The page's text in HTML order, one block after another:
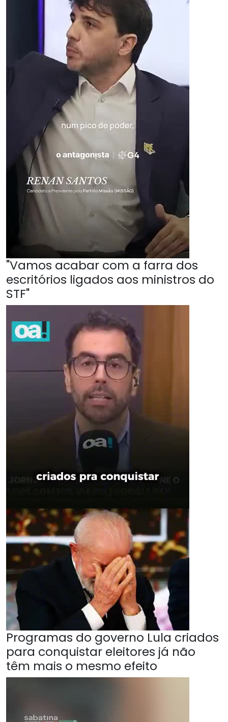
"Vamos acabar com a farra dos
escritórios ligados aos ministros do
STF"
Programas do governo Lula criados
para conquistar eleitores já não
têm mais o mesmo efeito